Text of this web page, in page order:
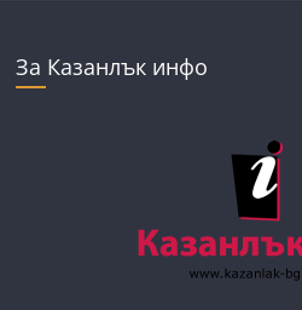
За Казанлък инфо